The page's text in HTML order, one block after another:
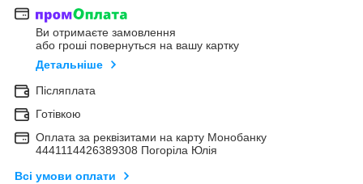
Ви отримаєте замовлення
або гроші повернуться на вашу картку
Детальніше
Післяплата
Готівкою
Оплата за реквізитами на карту Монобанку
4441114426389308 Погоріла Юлія
Всі умови оплати